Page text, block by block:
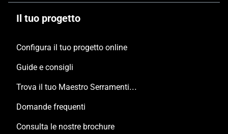
Il tuo progetto
Configura il tuo progetto online
Guide e consigli
Trova il tuo Maestro Serramentista Domal
Domande frequenti
Consulta le nostre brochure